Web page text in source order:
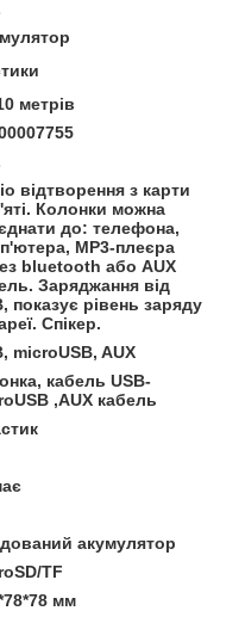
метрів
відтворення з карти
Колонки можна
до: телефона,
MP3-плеєра
bluetooth або AUX
Заряджання від
показує рівень заряду
Спікер.
microUSB, AUX
кабель USB-
,AUX кабель
акумулятор
TF
мм